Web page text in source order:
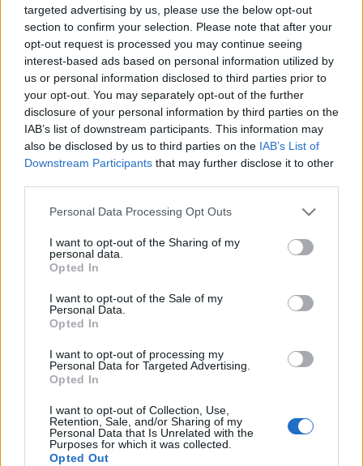
targeted advertising by us, please use the below opt-out
section to confirm your selection. Please note that after your
opt-out request is processed you may continue seeing
interest-based ads based on personal information utilized by
us or personal information disclosed to third parties prior to
your opt-out. You may separately opt-out of the further
disclosure of your personal information by third parties on the
IAB’s list of downstream participants. This information may
also be disclosed by us to third parties on the IAB’s List of
Downstream Participants that may further disclose it to other
Please note that this website/app uses one or more Google
not limited to your visit or usage behaviour. You may click to
grant or deny consent to Google and its third-party tags to
use your data for below specified purposes in below Google
consent section.
Personal Data Processing Opt Outs
I want to opt-out of the Sharing of my
personal data.
Opted In
I want to opt-out of the Sale of my
Personal Data.
Opted In
I want to opt-out of processing my
Personal Data for Targeted Advertising.
Opted In
I want to opt-out of Collection, Use,
Retention, Sale, and/or Sharing of my
Personal Data that Is Unrelated with the
Purposes for which it was collected.
Opted Out
Két kettős portré. Rövid beszámoló a
2017. április 28-i Itadokt Klub
előadásairól
olaszissimo•2017. május 03.
Rosa Marafioti – aki jelen időszakban Tempus-
ösztöndíjjal folytatja magyarországi kutatásait –
immár másodszor ad elő az Itadokt Klubban, ezúttal
Benedetto Croce Hölderlin- és Mann értelmezése
egyes aspektusainak vizsgálatával. A művészet
„autonómiája” és „etikai” értéke. Croce Hölderlin-ről